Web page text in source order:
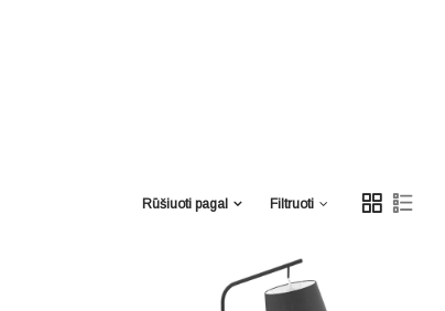
Filtruoti
Rūšiuoti pagal